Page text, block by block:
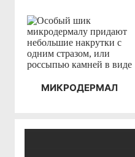
МИКРОДЕРМАЛ